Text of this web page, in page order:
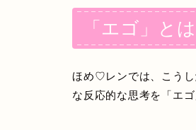
「エゴ」と
ほめ♡レンでは、こう
な反応的な思考を「エゴ